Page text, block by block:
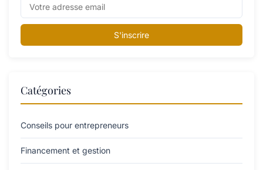
S'inscrire
Catégories
Conseils pour entrepreneurs
Financement et gestion